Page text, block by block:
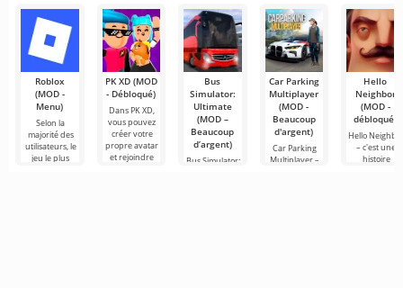
Roblox
(MOD -
Menu)
Selon la
majorité des
utilisateurs, le
jeu le plus
PK XD (MOD
- Débloqué)
Dans PK XD,
vous pouvez
créer votre
propre avatar
et rejoindre
Bus
Simulator:
Ultimate
(MOD –
Beaucoup
d’argent)
Bus Simulator:
Car Parking
Multiplayer
(MOD -
Beaucoup
d'argent)
Car Parking
Multiplayer –
Hello
Neighbor
(MOD -
débloqué)
Hello
– c'est une
histoire